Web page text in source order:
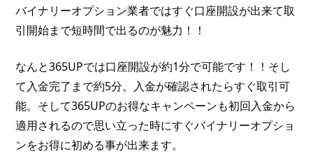
バイナリーオプション業者ではすぐ口座開設が出来て取
引開始まで短時間で出るのが魅力！！
なんと365UPでは口座開設が約1分で可能です！！そし
て入金完了まで約5分。入金が確認されたらすぐ取引可
能。そして365UPのお得なキャンペーンも初回入金から
適用されるので思い立った時にすぐバイナリーオプショ
ンをお得に初める事が出来ます。